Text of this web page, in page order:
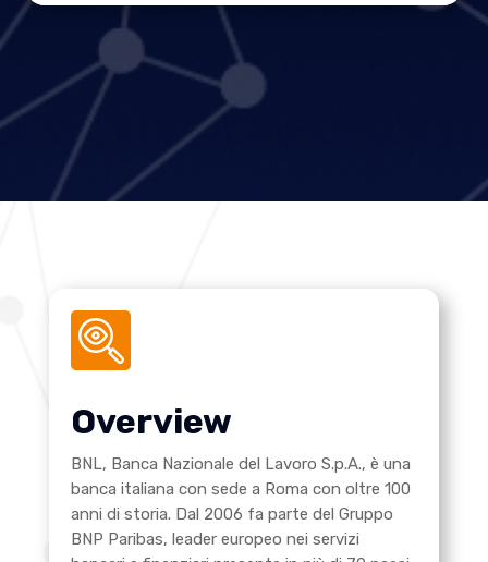
Overview
BNL, Banca Nazionale del Lavoro S.p.A., è una
banca italiana con sede a Roma con oltre 100
anni di storia. Dal 2006 fa parte del Gruppo
BNP Paribas, leader europeo nei servizi